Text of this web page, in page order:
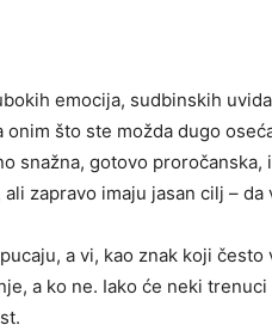
emocija, sudbinskih
što ste možda dugo
snažna, gotovo
zapravo imaju jasan cilj –
a vi, kao znak koji
a ko ne. Iako će neki